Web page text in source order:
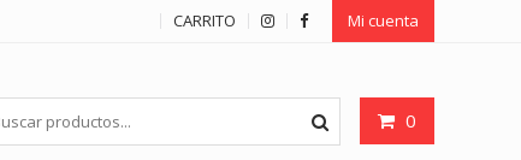
CARRITO Mi cuenta
0